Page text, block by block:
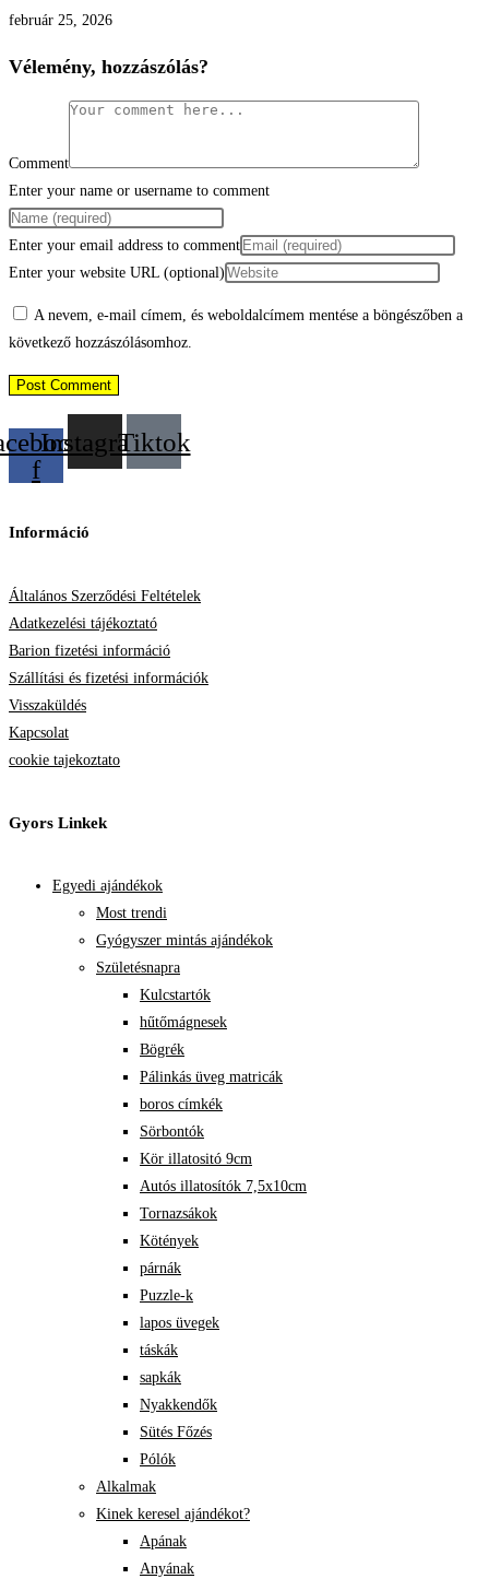
február 25, 2026
Vélemény, hozzászólás?
Comment
Enter your name or username to comment
Enter your email address to comment
Enter your website URL (optional)
A nevem, e-mail címem, és weboldalcímem mentése a böngészőben a
következő hozzászólásomhoz.
f
InstagramTiktok
Információ
Általános Szerződési Feltételek
Adatkezelési tájékoztató
Barion fizetési információ
Szállítási és fizetési információk
Visszaküldés
Kapcsolat
cookie tajekoztato
Gyors Linkek
Egyedi ajándékok
Most trendi
Gyógyszer mintás ajándékok
Születésnapra
Kulcstartók
hűtőmágnesek
Bögrék
Pálinkás üveg matricák
boros címkék
Sörbontók
Kör illatositó 9cm
Autós illatosítók 7,5x10cm
Tornazsákok
Kötények
párnák
Puzzle-k
lapos üvegek
táskák
sapkák
Nyakkendők
Sütés Főzés
Pólók
Alkalmak
Kinek keresel ajándékot?
Apának
Anyának